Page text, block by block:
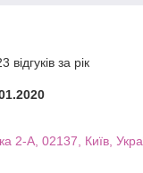
за рік
2-А, 02137, Київ,